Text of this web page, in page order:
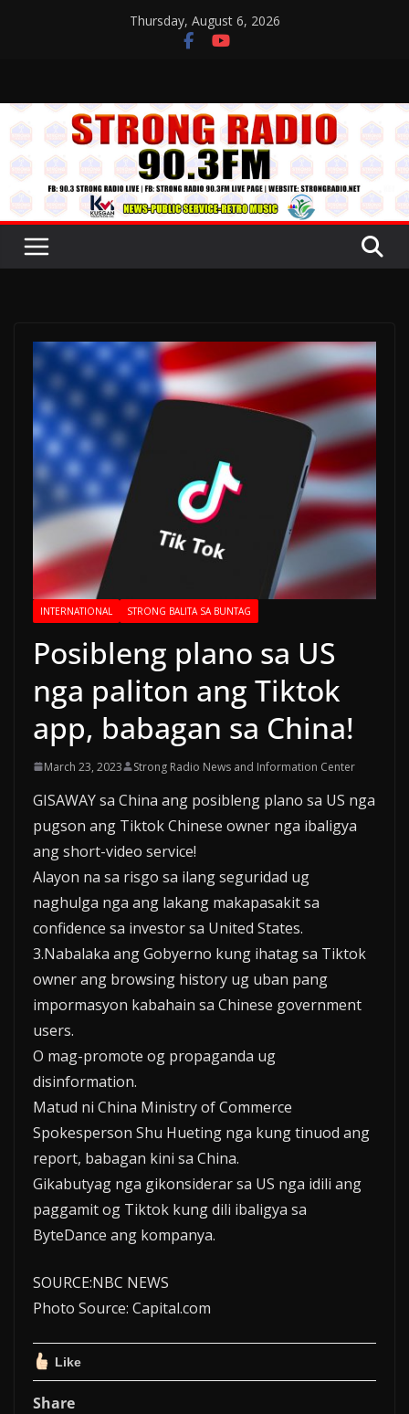
Thursday, August 6, 2026
INTERNATIONAL STRONG BALITA SA BUNTAG
Posibleng plano sa US
nga paliton ang Tiktok
app, babagan sa China!
March 23, 2023 Strong Radio News and Information Center
GISAWAY sa China ang posibleng plano sa US nga
pugson ang Tiktok Chinese owner nga ibaligya
ang short-video service!
Alayon na sa risgo sa ilang seguridad ug
naghulga nga ang lakang makapasakit sa
confidence sa investor sa United States.
3.Nabalaka ang Gobyerno kung ihatag sa Tiktok
owner ang browsing history ug uban pang
impormasyon kabahain sa Chinese government
users.
O mag-promote og propaganda ug
disinformation.
Matud ni China Ministry of Commerce
Spokesperson Shu Hueting nga kung tinuod ang
report, babagan kini sa China.
Gikabutyag nga gikonsiderar sa US nga idili ang
paggamit og Tiktok kung dili ibaligya sa
ByteDance ang kompanya.
SOURCE:NBC NEWS
Photo Source: Capital.com
Like
Share